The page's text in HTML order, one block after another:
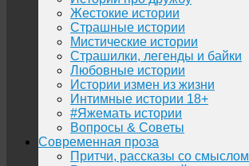
Жестокие истории
Страшные истории
Мистические истории
Страшилки, легенды и байки
Любовные истории
Истории измен из жизни
Интимные истории 18+
#Яжемать истории
Вопросы & Советы
Современная проза
Притчи, рассказы со смыслом